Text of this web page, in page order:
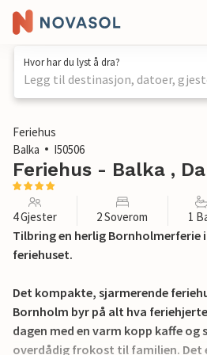
Hvor har du lyst å dra?
Legg til destinasjon, datoer,
1 / 12
Feriehus
Balka
I50506
Feriehus - Balka ,
4 Gjester 2 Soverom 1
Tilbring en herlig Bornholmerferie
feriehuset.
Det kompakte, sjarmerende
Bornholm byr på alt hva
dagen med en varm kopp kaffe og
overdådig frokost til familien. Det